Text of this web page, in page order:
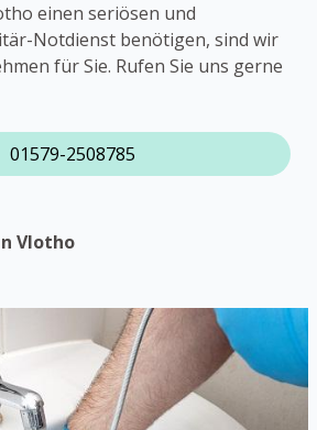
einen seriösen und
Notdienst benötigen, sind wir
für Sie. Rufen Sie uns gerne
01579-2508785
Vlotho